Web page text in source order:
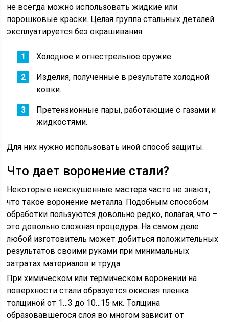
не всегда можно использовать жидкие или
порошковые краски. Целая группа стальных деталей
эксплуатируется без окрашивания:
Холодное и огнестрельное оружие.
Изделия, полученные в результате холодной
ковки.
Претензионные пары, работающие с газами и
жидкостями.
Для них нужно использовать иной способ защиты.
Что дает воронение стали?
Некоторые неискушенные мастера часто не знают,
что такое воронение металла. Подобным способом
обработки пользуются довольно редко, полагая, что –
это довольно сложная процедура. На самом деле
любой изготовитель может добиться положительных
результатов своими руками при минимальных
затратах материалов и труда.
При химическом или термическом воронении на
поверхности стали образуется окисная пленка
толщиной от 1…3 до 10…15 мк. Толщина
образовавшегося слоя во многом зависит от